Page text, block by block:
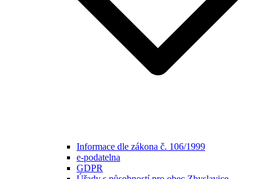
Informace dle zákona č. 106/1999
e-podatelna
GDPR